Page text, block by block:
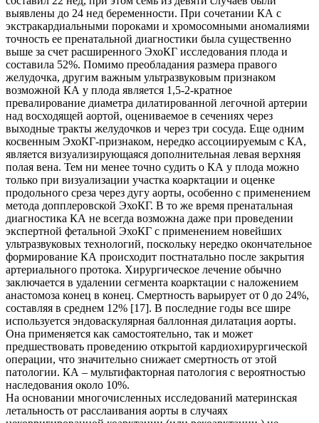
выявлены до 24 нед беременности. При сочетании КА с
экстракардиальными пороками и хромосомными аномалиями
точность ее пренатальной диагностики была существенно
выше за счет расширенного ЭхоКГ исследования плода и
составила 52%. Помимо преобладания размера правого
желудочка, другим важным ультразвуковым признаком
возможной КА у плода является 1,5-2-кратное
превалирование диаметра дилатированной легочной артерии
над восходящей аортой, оцениваемое в сечениях через
выходные тракты желудочков и через три сосуда. Еще одним
косвенным ЭхоКГ-признаком, нередко ассоциируемым с КА,
является визуализирующаяся дополнительная левая верхняя
полая вена. Тем ни менее точно судить о КА у плода можно
только при визуализации участка коарктации и оценке
продольного среза через дугу аорты, особенно с применением
метода допплеровской ЭхоКГ. В то же время пренатальная
диагностика КА не всегда возможна даже при проведении
экспертной фетальной ЭхоКГ с применением новейших
ультразвуковых технологий, поскольку нередко окончательное
формирование КА происходит постнатально после закрытия
артериального протока. Хирургическое лечение обычно
заключается в удалении сегмента коарктации с наложением
анастомоза конец в конец. Смертность варьирует от 0 до 24%,
составляя в среднем 12% [17]. В последние годы все шире
используется эндоваскулярная баллонная дилатация аорты.
Она применяется как самостоятельно, так и может
предшествовать проведению открытой кардиохирургической
операции, что значительно снижает смертность от этой
патологии. КА – мультифакторная патология с вероятностью
наследования около 10%.
На основании многочисленных исследований материнская
летальность от расслаивания аорты в случаях